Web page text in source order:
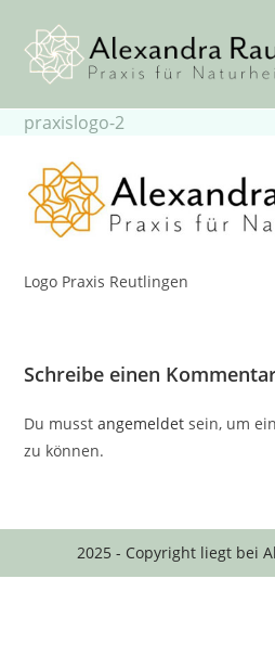
Inhalt
springen
praxislogo-2
Logo Praxis Reutlingen
Schreibe einen
Du musstangemeldet sein, um
zu können.
2025 - Copyright liegt bei